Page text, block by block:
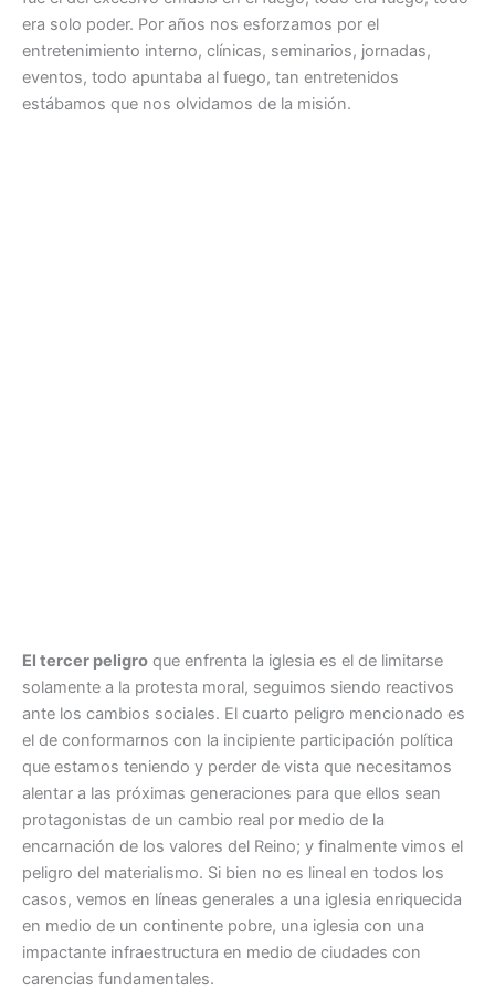
era solo poder. Por años nos esforzamos por el
entretenimiento interno, clínicas, seminarios, jornadas,
eventos, todo apuntaba al fuego, tan entretenidos
estábamos que nos olvidamos de la misión.
El tercer peligro que enfrenta la iglesia es el de limitarse
solamente a la protesta moral, seguimos siendo reactivos
ante los cambios sociales. El cuarto peligro mencionado es
el de conformarnos con la incipiente participación política
que estamos teniendo y perder de vista que necesitamos
alentar a las próximas generaciones para que ellos sean
protagonistas de un cambio real por medio de la
encarnación de los valores del Reino; y finalmente vimos el
peligro del materialismo. Si bien no es lineal en todos los
casos, vemos en líneas generales a una iglesia enriquecida
en medio de un continente pobre, una iglesia con una
impactante infraestructura en medio de ciudades con
carencias fundamentales.